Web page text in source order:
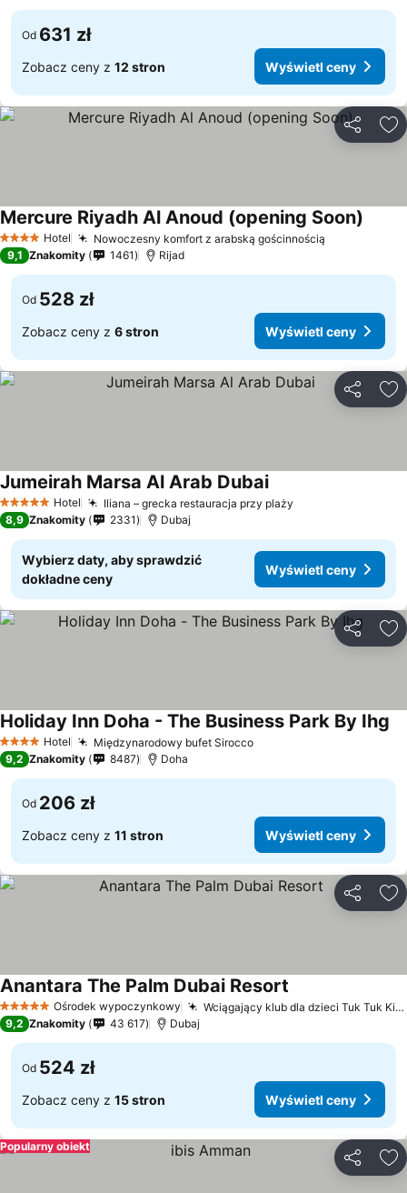
Od 631 zł
Zobacz ceny z 12 stron Wyświetl ceny
4 KategoriaHotel Nowoczesny komfort z arabską gościnnością
Mercure Riyadh Al Anoud (opening Soon)
9,1 Znakomity 1461 Rijad
Od 528 zł
Zobacz ceny z 6 stron Wyświetl ceny
5 KategoriaHotel Iliana – grecka restauracja przy plaży
Jumeirah Marsa Al Arab DubaiWyświetl ceny
8,9 Znakomity 2331 Dubaj
Wybierz daty, aby sprawdzić
dokładne ceny
Wyświetl ceny
4 KategoriaHotel Międzynarodowy bufet SiroccoWyświetl ceny
Holiday Inn Doha - The Business Park By Ihg
9,2 Znakomity 8487 Doha
Od 206 zł
Zobacz ceny z 11 stron Wyświetl ceny
5 KategoriaOśrodek wypoczynkowy Wciągający klub dla dzieci Tuk Tuk Kids Club
Anantara The Palm Dubai Resort
9,2 Znakomity 43 617 Dubaj
Od 524 zł
Zobacz ceny z 15 stron Wyświetl ceny
Popularny obiekt